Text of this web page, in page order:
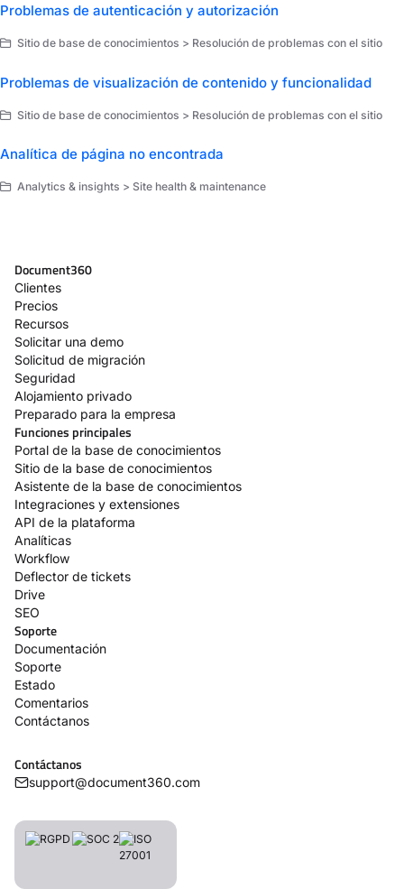
Problemas de autenticación y autorización
Sitio de base de conocimientos > Resolución de problemas con el sitio
Problemas de visualización de contenido y funcionalidad
Sitio de base de conocimientos > Resolución de problemas con el sitio
Analítica de página no encontrada
Analytics & insights > Site health & maintenance
Document360
Clientes
Precios
Recursos
Solicitar una demo
Solicitud de migración
Seguridad
Alojamiento privado
Preparado para la empresa
Funciones principales
Portal de la base de conocimientos
Sitio de la base de conocimientos
Asistente de la base de conocimientos
Integraciones y extensiones
API de la plataforma
Analíticas
Workflow
Deflector de tickets
Drive
SEO
Soporte
Documentación
Soporte
Estado
Comentarios
Contáctanos
Contáctanos
support@document360.com